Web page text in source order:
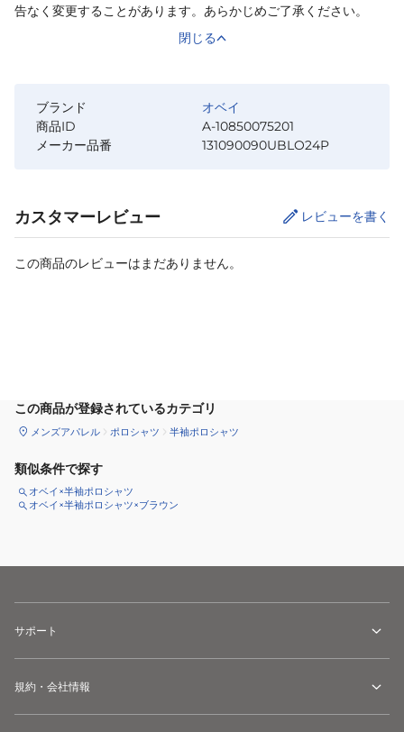
告なく変更することがあります。あらかじめご了承ください。
閉じる
ブランド
オベイ
商品ID
A-10850075201
メーカー品番
131090090UBLO24P
カスタマーレビュー レビューを書く
この商品のレビューはまだありません。
この商品が登録されているカテゴリ
メンズアパレル ポロシャツ 半袖ポロシャツ
類似条件で探す
オベイ×半袖ポロシャツ
オベイ×半袖ポロシャツ×ブラウン
サポート
規約・会社情報